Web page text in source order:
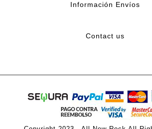
Información Envíos
Contact us